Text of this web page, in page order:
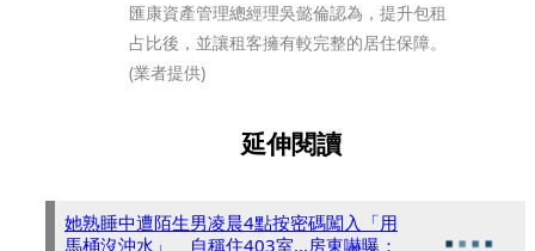
匯康資產管理總經理吳懿倫認為，提升包租
占比後，並讓租客擁有較完整的居住保障。
(業者提供)
延伸閱讀
她熟睡中遭陌生男凌晨4點按密碼闖入「用
馬桶沒沖水」 自稱住403室...房東嚇曝：